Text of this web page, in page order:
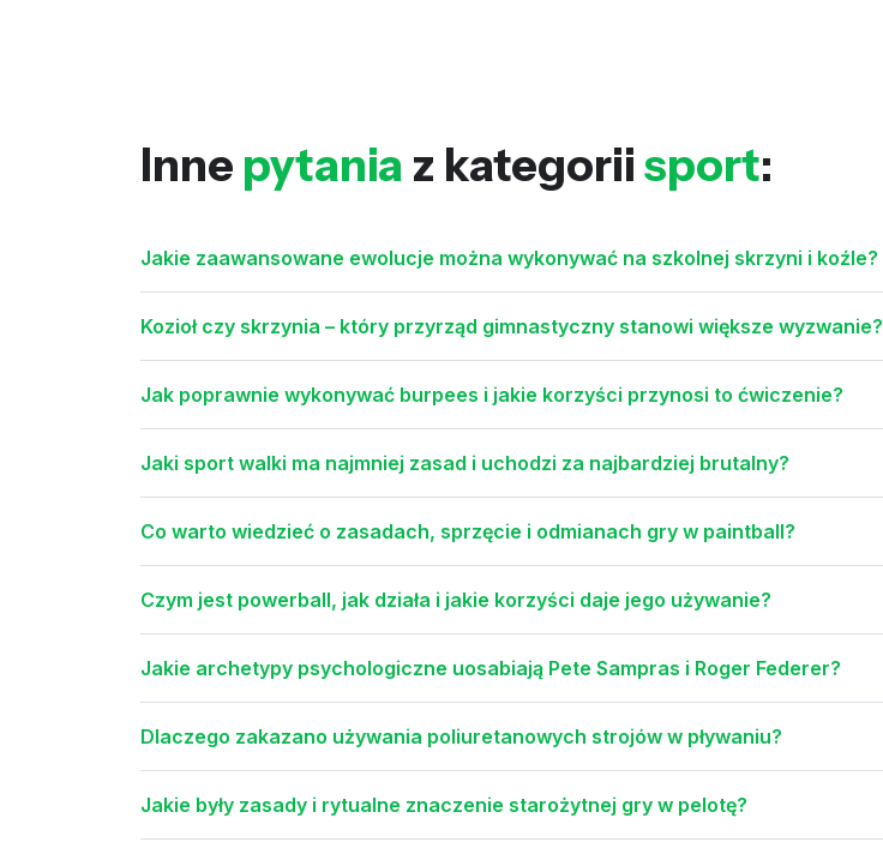
Inne pytania z kategoriisport:
Jakie zaawansowane ewolucje można wykonywać na szkolnej skrzyni i koźle?
Kozioł czy skrzynia – który przyrząd gimnastyczny stanowi większe wyzwanie?
Jak poprawnie wykonywać burpees i jakie korzyści przynosi to ćwiczenie?
Jaki sport walki ma najmniej zasad i uchodzi za najbardziej brutalny?
Co warto wiedzieć o zasadach, sprzęcie i odmianach gry w paintball?
Czym jest powerball, jak działa i jakie korzyści daje jego używanie?
Jakie archetypy psychologiczne uosabiają Pete Sampras i Roger Federer?
Dlaczego zakazano używania poliuretanowych strojów w pływaniu?
Jakie były zasady i rytualne znaczenie starożytnej gry w pelotę?